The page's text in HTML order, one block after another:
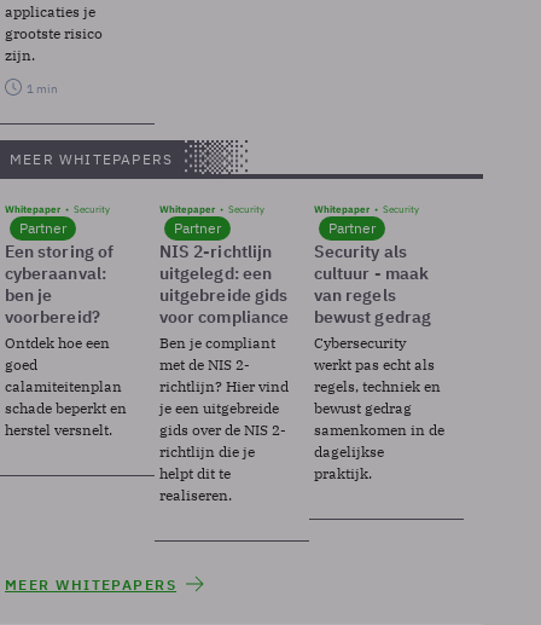
applicaties je
grootste risico
zijn.
1 min
MEER WHITEPAPERS
Whitepaper Security
Partner
Een storing of
cyberaanval:
ben je
voorbereid?
Ontdek hoe een
goed
calamiteitenplan
schade beperkt en
herstel versnelt.
Whitepaper Security
Partner
NIS 2-richtlijn
uitgelegd: een
uitgebreide gids
voor compliance
Ben je compliant
met de NIS 2-
richtlijn? Hier vind
je een uitgebreide
gids over de NIS 2-
richtlijn die je
helpt dit te
realiseren.
Whitepaper Security
Partner
Security als
cultuur - maak
van regels
bewust gedrag
Cybersecurity
werkt pas echt als
regels, techniek en
bewust gedrag
samenkomen in de
dagelijkse
praktijk.
MEER WHITEPAPERS